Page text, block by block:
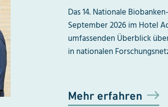
Das 14. Nationale
September 2026 im Hotel
umfassenden Überblick
in nationalen
Mehr erfahren